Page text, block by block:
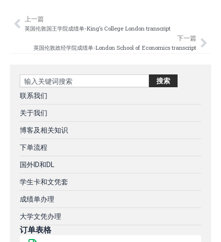
Prev
上一篇
英国伦敦国王学院成绩单-King’s College London transcript
下一篇
英国伦敦政经学院成绩单-London School of Economics transcript
Search 搜索
联系我们
关于我们
博客及相关知识
下单流程
国外ID和DL
学生卡和文凭套
成绩单办理
大学文凭办理
订单表格